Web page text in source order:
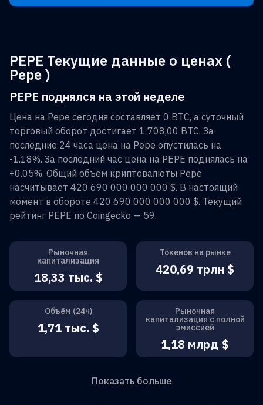
PEPE Текущие данные о ценах (
Pepe )
PEPE поднялся на этой неделе
Цена на Pepe сегодня составляет 0 BTC, а суточный
торговый оборот достигает 1 708,00 BTC. За
последние 24 часа цена на Pepe опустилась на
-1.18%. За последний час цена на PEPE поднялась на
+0.05%. Общий объём криптовалюты Pepe
насчитывает 420 690 000 000 000 $. В настоящий
момент в обороте 420 690 000 000 000 $. Текущий
рейтинг PEPE по Coingecko — 59.
Рыночная
капитализация
18,33 тыс. $
Токенов на рынке
420,69 трлн $
Объём (24ч)
1,71 тыс. $
Рыночная
капитализация с полной
эмиссией
1,18 млрд $
Показать больше